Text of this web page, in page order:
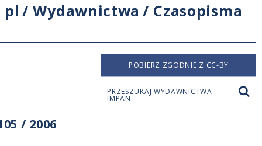
pl /Wydawnictwa / Czasopisma
/ 2006
POBIERZ ZGODNIE Z CC-BY
PRZESZUKAJ WYDAWNICTWA
IMPAN